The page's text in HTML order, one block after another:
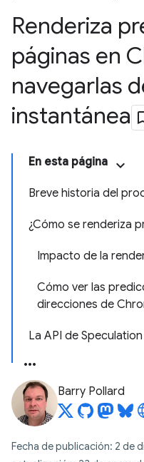
Renderiza
páginas en
navegarlas
instantánea
En esta página
Breve historia del
¿Cómo se renderiza
Impacto de la
Cómo ver las
direcciones de
La API de Speculation
Barry Pollard
Fecha de publicación: 2 de